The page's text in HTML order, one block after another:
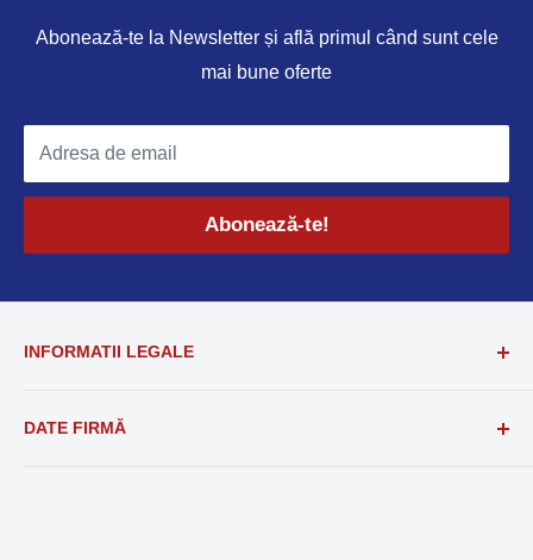
Abonează-te la Newsletter și află primul când sunt cele
mai bune oferte
Adresa de email
Abonează-te!
INFORMATII LEGALE
Politica de confidențialitate
DATE FIRMĂ